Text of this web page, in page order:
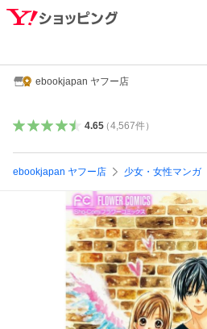
ebookjapan ヤフー店
4.65（4,567件）
ebookjapan ヤフー店 少女・女性マンガ